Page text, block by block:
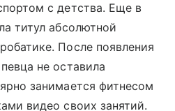
с детства. Еще в
титул абсолютной
После появления
не оставила
занимается фитнесом
видео своих занятий.